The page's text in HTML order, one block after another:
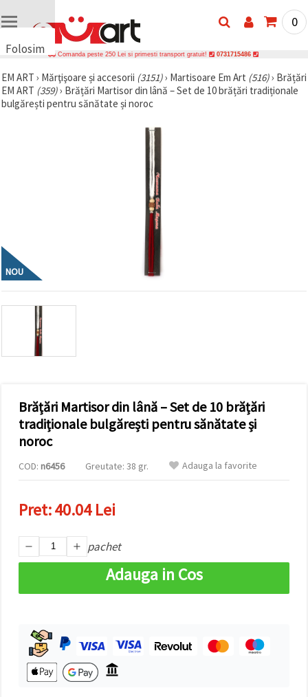
Folosim
uri
🍪 Folosim
cookie-uri
acordul
dumneavoastră,
pentru a
afișa
conținut și
relevante,
analiză și
marketing.
acord să
toate
"acceptati
preferințele
în setări
pe butonul
"Salvați"
Аcceptati
0
Comanda peste 250 Lei si primesti transport gratuit! 0731715486
EM ART › Mărţişoare și accesorii (3151)› Martisoare Em Art (516)› Brățări
EM ART (359)› Brățări Martisor din lână – Set de 10 brățări tradiționale
bulgărești pentru sănătate și noroc
NOU
Brățări Martisor din lână – Set de 10 brățări
tradiționale bulgărești pentru sănătate și
noroc
COD: n6456 Greutate: 38 gr. Adauga la favorite
Pret:40.04 Lei
pachet
Adauga in Cos